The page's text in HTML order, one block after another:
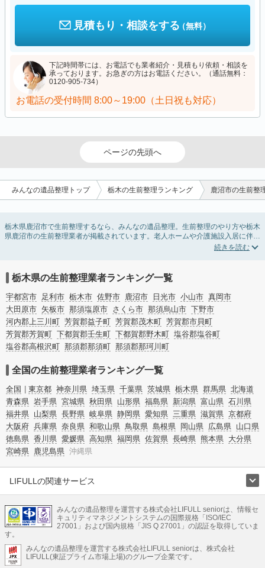
見積もり・相談をする（無料）
下記時間帯には、お電話でも業者紹介・見積もり依頼・相談を
承っております。お急ぎの方はお電話ください。（通話無料：
0120-905-734）
お電話の受付時間 8:00～19:00（土日祝も対応）
ページの先頭へ
みんなの遺品整理トップ 栃木の生前整理ランキング 鹿沼市の生前整
栃木県鹿沼市で生前整理するなら、みんなの遺品整理。生前整理のやり方や栃木
県鹿沼市の生前整理業者が掲載されています。老人ホームや介護施設入居に伴う
不用品の処分・回収・引き取りから、在宅介護の介護整理や福祉住環境整理まで
ービスで絞り込み検索を利用してみましょう。
またお役立ち情報も豊富なので終活でエンディングノートの選び方や、整理整
頓・老前整理・生前整理のコツについてもチェックしてみてください。
栃木県の生前整理業者ランキング一覧
宇都宮市 足利市 栃木市 佐野市 鹿沼市 日光市 小山市 真岡市
大田原市 矢板市 那須塩原市 さくら市 那須烏山市 下野市
河内郡上三川町 芳賀郡益子町 芳賀郡茂木町 芳賀郡市貝町
芳賀郡芳賀町 下都賀郡壬生町 下都賀郡野木町 塩谷郡塩谷町
塩谷郡高根沢町 那須郡那須町 那須郡那珂川町
全国の生前整理業者ランキング一覧
全国 東京都 神奈川県 埼玉県 千葉県 茨城県 栃木県 群馬県 北海道
青森県 岩手県 宮城県 秋田県 山形県 福島県 新潟県 富山県 石川県
福井県 山梨県 長野県 岐阜県 静岡県 愛知県 三重県 滋賀県 京都府
大阪府 兵庫県 奈良県 和歌山県 鳥取県 島根県 岡山県 広島県 山口県
徳島県 香川県 愛媛県 高知県 福岡県 佐賀県 長崎県 熊本県 大分県
宮崎県 鹿児島県 沖縄県
LIFULLの関連サービス
不動産・住宅
引越し 老人ホーム 地方創生 ママの就労支援
不動産クラウドファンディング 遺品整理 老後の暮らし情報
LIFULL HOME'Sのサービス
みんなの遺品整理を運営する株式会社LIFULL seniorは、情報セ
キュリティマネジメントシステムの国際規格「ISO/IEC
27001」および国内規格「JIS Q 27001」の認証を取得していま
す。
みんなの遺品整理を運営する株式会社LIFULL seniorは、株式会社
LIFULL(東証プライム市場上場)のグループ企業です。